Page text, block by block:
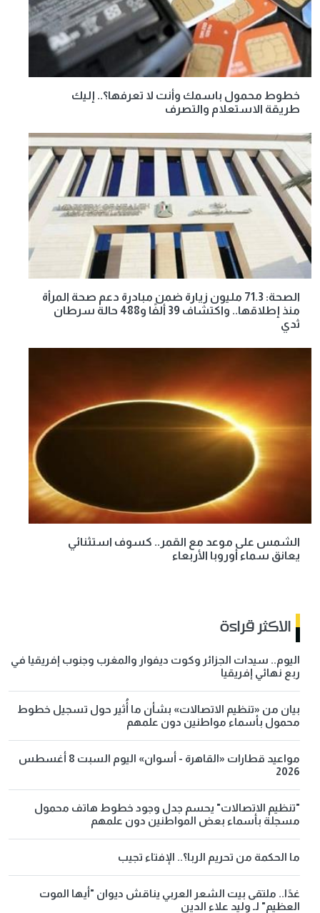
خطوط محمول باسمك وأنت لا تعرفها؟.. إليك
طريقة الاستعلام والتصرف
الصحة: 71.3 مليون زيارة ضمن مبادرة دعم صحة المرأة
منذ إطلاقها.. واكتشاف 39 ألفًا و488 حالة سرطان
ثدي
الشمس على موعد مع القمر.. كسوف استثنائي
يعانق سماء أوروبا الأربعاء
الاكثر قراءة
اليوم.. سيدات الجزائر وكوت ديفوار والمغرب وجنوب إفريقيا في
ربع نهائي إفريقيا
بيان من «تنظيم الاتصالات» بشأن ما أُثير حول تسجيل خطوط
محمول بأسماء مواطنين دون علمهم
مواعيد قطارات «القاهرة - أسوان» اليوم السبت 8 أغسطس
2026
"تنظيم الاتصالات" يحسم جدل وجود خطوط هاتف محمول
مسجلة بأسماء بعض المواطنين دون علمهم
ما الحكمة من تحريم الربا؟.. الإفتاء تجيب
غدًا.. ملتقى بيت الشعر العربي يناقش ديوان "أيها الموت
العظيم" لـ وليد علاء الدين